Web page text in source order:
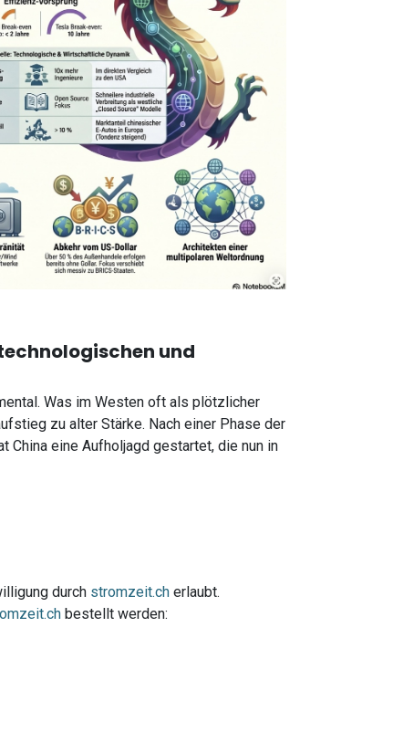
und
Was im Westen oft als plötzlicher
zu alter Stärke. Nach einer Phase der
China eine Aufholjagd gestartet, die nun in
durch stromzeit.ch erlaubt.
bestellt werden: